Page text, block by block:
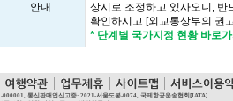
안내
상시로 조정하고 있사오니, 반
확인하시고 [외교통상부의 권
* 단계별 국가지정 현황 바로
통신판매업신고증: 2021-서울도봉-0074, 국제항공운송협회[IATA].